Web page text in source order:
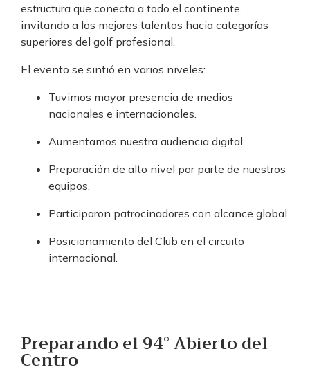
estructura que conecta a todo el continente,
invitando a los mejores talentos hacia categorías
superiores del golf profesional.
El evento se sintió en varios niveles:
Tuvimos mayor presencia de medios
nacionales e internacionales.
Aumentamos nuestra audiencia digital.
Preparación de alto nivel por parte de nuestros
equipos.
Participaron patrocinadores con alcance global.
Posicionamiento del Club en el circuito
internacional.
Preparando el 94° Abierto del
Centro